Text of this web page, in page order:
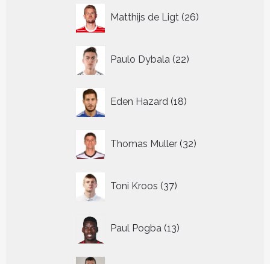
Matthijs de Ligt 26
producten
Paulo Dybala 22
producten
Eden Hazard 18
producten
Thomas Muller 32
producten
Toni Kroos 37
producten
Paul Pogba 13
producten